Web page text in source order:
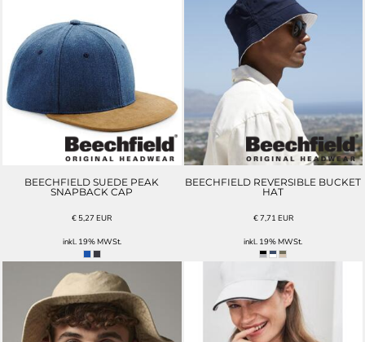
BEECHFIELD SUEDE PEAK
SNAPBACK CAP
€ 5,27EUR
inkl. 19% MWSt.
BEECHFIELD REVERSIBLE BUCKET
HAT
€7,71 EUR
inkl. 19% MWSt.